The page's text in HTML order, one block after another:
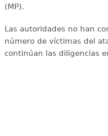
(MP).
Las autoridades no han
número de víctimas del
continúan las diligencias